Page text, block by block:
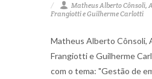
Matheus Alberto Cônsoli,
Frangiotti e Guilherme Carlotti
Matheus Alberto Cônsoli,
Frangiotti e Guilherme
com o tema: "Gestão de